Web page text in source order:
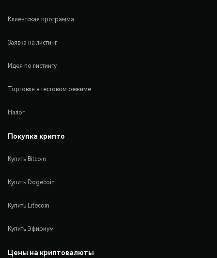
Клиентская программа
Заявка на листинг
Идея по листингу
Торговля в тестовом режиме
Налог
Покупка крипто
Купить Bitcoin
Купить Dogecoin
Купить Litecoin
Купить Эфириум
Цены на криптовалюты